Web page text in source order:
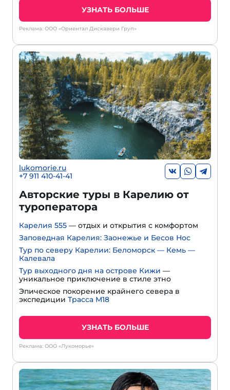
УЗНАТЬ БОЛЬШЕ
Реклама: ООО «Ориентал Дискавери Груп»
lukomorie.ru
+7 911 410-41-41
Авторские туры в Карелию от
туроператора
Карелия 555 — отдых и открытия с комфортом
Заповедная Карелия: Заонежье и Бесов Нос
Тур по северу Карелии: Беломорск — Кемь —
Калевала
Тур выходного дня на острове Кижи —
уникальное приключение в стиле этно
Эпическое покорение крайнего севера в
экспедиции Трасса М18
УЗНАТЬ БОЛЬШЕ
Реклама: ООО «Лукоморье»